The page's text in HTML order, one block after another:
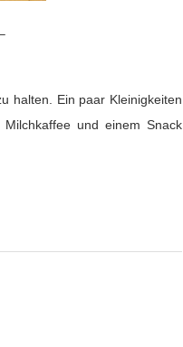
halten. Ein paar Kleinigkeiten
und einem Snack